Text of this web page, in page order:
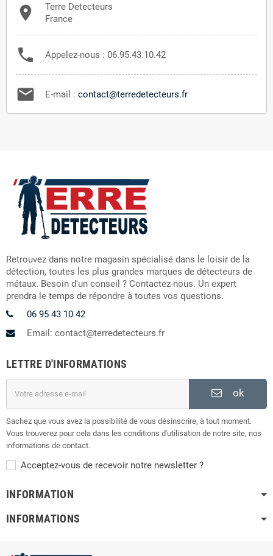

Terre Detecteurs
France
 Appelez-nous : 06.95.43.10.42
 E-mail : contact@terredetecteurs.fr
Retrouvez dans notre magasin spécialisé dans le loisir de la
détection, toutes les plus grandes marques de détecteurs de
métaux. Besoin d'un conseil ? Contactez-nous. Un expert
prendra le temps de répondre à toutes vos questions.
06 95 43 10 42
Email: contact@terredetecteurs.fr
LETTRE D'INFORMATIONS
ok
Sachez que vous avez la possibilité de vous désinscrire, à tout moment.
Vous trouverez pour cela dans les conditions d'utilisation de notre site, nos
informations de contact.
Acceptez-vous de recevoir notre newsletter ?
INFORMATION
INFORMATIONS